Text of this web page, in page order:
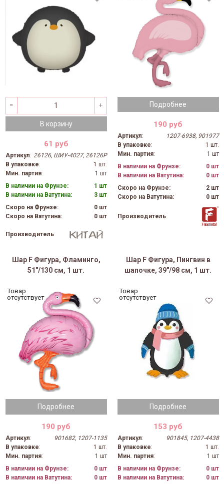
В корзину
61 руб
Артикул: 26126, ШИУ-4027, 26126P
В упаковке:
1 шт.
Мин. партия:
1 шт
В наличии на Фрунзе:
1 шт
В наличии на Ватутина:
3 шт
Скоро на Фрунзе:
0 шт
Скоро на Ватутина:
0 шт
Производитель:
Подробнее
190 руб
Артикул:
1207-6938, 901977
В упаковке:
1 шт.
Мин. партия:
1 шт
В наличии на Фрунзе:
0 шт
В наличии на Ватутина:
0 шт
Скоро на Фрунзе:
2 шт
Скоро на Ватутина:
0 шт
Производитель:
Шар F Фигура, Фламинго,
51"/130 см, 1 шт.
Подробнее
Товар
отсутствует
190 руб
Артикул:
901682, 1207-1135
В упаковке:
1 шт.
Мин. партия:
1 шт
В наличии на Фрунзе:
0 шт
В наличии на Ватутина:
0 шт
Шар F Фигура, Пингвин в
шапочке, 39"/98 см, 1 шт.
Подробнее
Товар
отсутствует
153 руб
Артикул:
901845, 1207-4438
В упаковке:
1 шт.
Мин. партия:
1 шт
В наличии на Фрунзе:
0 шт
В наличии на Ватутина:
0 шт